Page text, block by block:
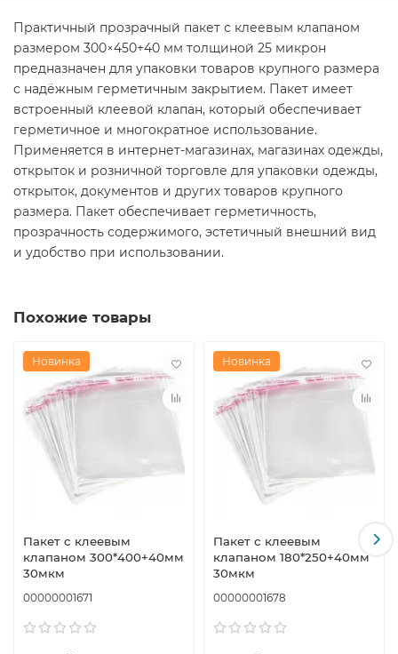
Практичный прозрачный пакет с клеевым клапаном
размером 300×450+40 мм толщиной 25 микрон
предназначен для упаковки товаров крупного размера
с надёжным герметичным закрытием. Пакет имеет
встроенный клеевой клапан, который обеспечивает
герметичное и многократное использование.
Применяется в интернет-магазинах, магазинах одежды,
открыток и розничной торговле для упаковки одежды,
открыток, документов и других товаров крупного
размера. Пакет обеспечивает герметичность,
прозрачность содержимого, эстетичный внешний вид
и удобство при использовании.
Похожие товары
Новинка
Пакет с клеевым
клапаном 300*400+40мм
30мкм
00000001671
Новинка
Пакет с клеевым
клапаном 180*250+40мм
30мкм
00000001678